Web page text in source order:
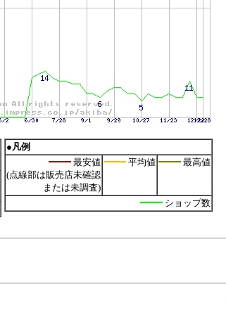
●凡例
最安値
(点線部は販売店未確認
または未調査)
平均値 最高値
ショップ数